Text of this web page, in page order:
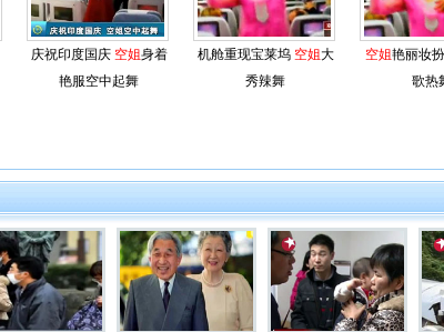
庆祝印度国庆 空姐身着
艳服空中起舞
机舱重现宝莱坞 空姐大
秀辣舞
空姐艳丽妆
歌热